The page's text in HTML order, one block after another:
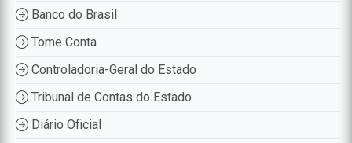
Banco do Brasil
Tome Conta
Controladoria-Geral do Estado
Tribunal de Contas do Estado
Diário Oficial